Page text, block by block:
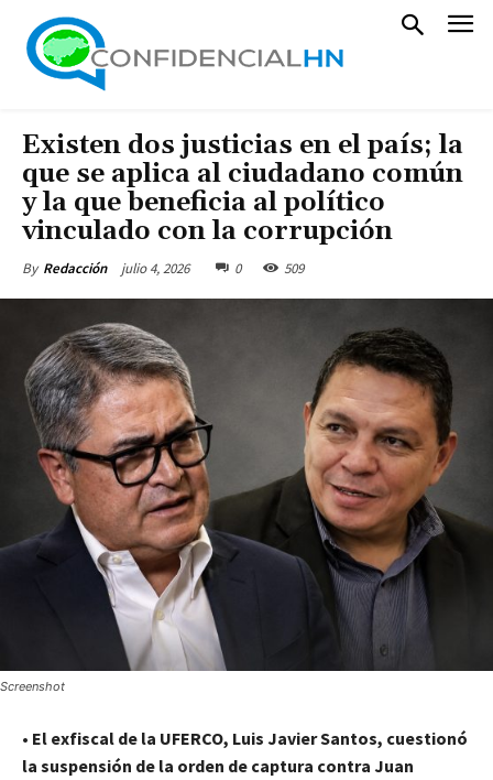
Existen dos justicias en el país; la
que se aplica al ciudadano común
y la que beneficia al político
vinculado con la corrupción
By Redacción julio 4, 2026 0 509
Screenshot
• El exfiscal de la UFERCO, Luis Javier Santos, cuestionó
la suspensión de la orden de captura contra Juan